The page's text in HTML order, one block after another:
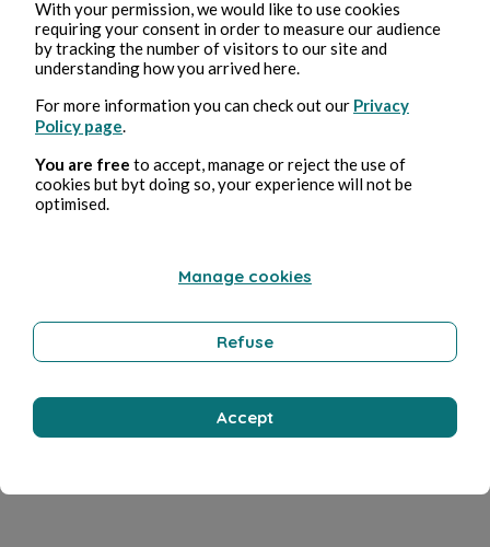
With your permission, we would like to use cookies
requiring your consent in order to measure our audience
by tracking the number of visitors to our site and
understanding how you arrived here.
For more information you can check out our Privacy
Policy page
You are free to accept, manage or reject the use of
cookies but byt doing so, your experience will not be
optimised.
Manage cookies
Refuse
Accept